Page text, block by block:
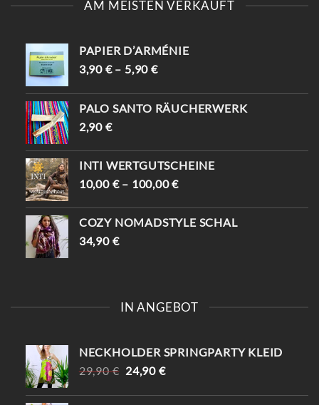
AM MEISTEN VERKAUFT
PAPIER D’ARMÉNIE
3,90 €– 5,90€
PALO SANTO RÄUCHERWERK
2,90 €
INTI WERTGUTSCHEINE
10,00 €– 100,00€
COZY NOMADSTYLE SCHAL
34,90 €
IN ANGEBOT
NECKHOLDER SPRINGPARTY KLEID
29,90€ URSPRÜNGLICHER
WAR:
24,90 €AKTUELLER
IST: